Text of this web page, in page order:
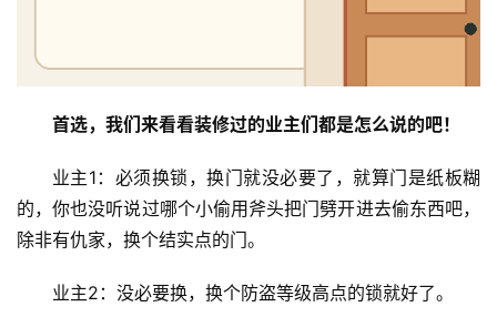
首选，我们来看看装修过的业主们都是怎么说的吧！
业主1：必须换锁，换门就没必要了，就算门是纸板糊
的，你也没听说过哪个小偷用斧头把门劈开进去偷东西吧，
除非有仇家，换个结实点的门。
业主2：没必要换，换个防盗等级高点的锁就好了。